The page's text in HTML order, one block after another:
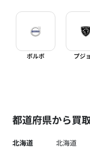
ボルボ プジ
都道府県から買
北海道 北海道